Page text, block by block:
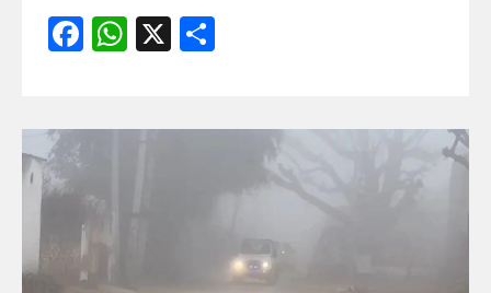
Facebook
WhatsApp
X